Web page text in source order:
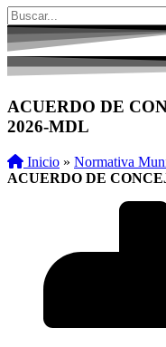
ACUERDO DE
2026-MDL
Inicio » Normativa
ACUERDO DE